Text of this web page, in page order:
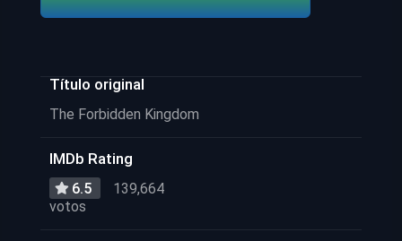
Título original
The Forbidden Kingdom
IMDb Rating
6.5
139,664
votos